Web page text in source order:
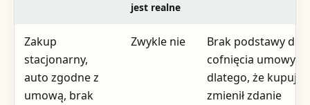
jest realne
Zakup
stacjonarny,
auto zgodne z
umową, brak
Zwykle nie
Brak podstawy do
cofnięcia umowy
dlatego, że
zmienił zdanie